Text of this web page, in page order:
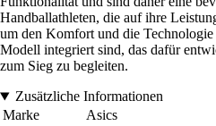
Handballathleten, die auf ihre
um den Komfort und die
Modell integriert sind, das dafür
zum Sieg zu begleiten.
Zusätzliche Informationen
Marke
Asics